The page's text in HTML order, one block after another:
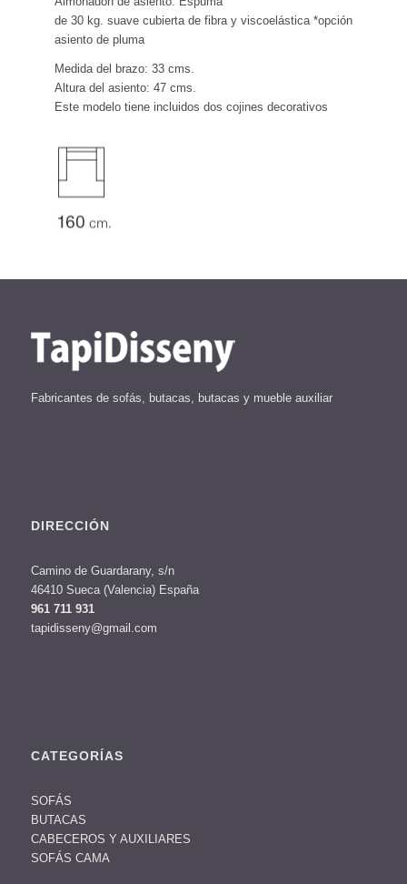
de 30 kg. suave cubierta de fibra y viscoelástica *opción
asiento de pluma
Medida del brazo: 33 cms.
Altura del asiento: 47 cms.
Este modelo tiene incluidos dos cojines decorativos
Fabricantes de sofás, butacas, butacas y mueble auxiliar
DIRECCIÓN
Camino de Guardarany, s/n
46410 Sueca (Valencia) España
961 711 931
tapidisseny@gmail.com
CATEGORÍAS
SOFÁS
BUTACAS
CABECEROS Y AUXILIARES
SOFÁS CAMA